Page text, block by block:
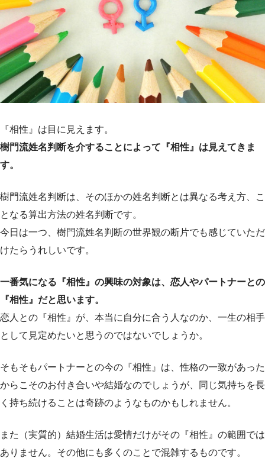
k
『相性』は目に見えます。
樹門流姓名判断を介することによって『相性』は見えてきま
す。
樹門流姓名判断は、そのほかの姓名判断とは異なる考え方、こ
となる算出方法の姓名判断です。
今日は一つ、樹門流姓名判断の世界観の断片でも感じていただ
けたらうれしいです。
一番気になる『相性』の興味の対象は、恋人やパートナーとの
『相性』だと思います。
恋人との『相性』が、本当に自分に合う人なのか、一生の相手
として見定めたいと思うのではないでしょうか。
そもそもパートナーとの今の『相性』は、性格の一致があった
からこそのお付き合いや結婚なのでしょうが、同じ気持ちを長
く持ち続けることは奇跡のようなものかもしれません。
また（実質的）結婚生活は愛情だけがその『相性』の範囲では
ありません。その他にも多くのことで混雑するものです。